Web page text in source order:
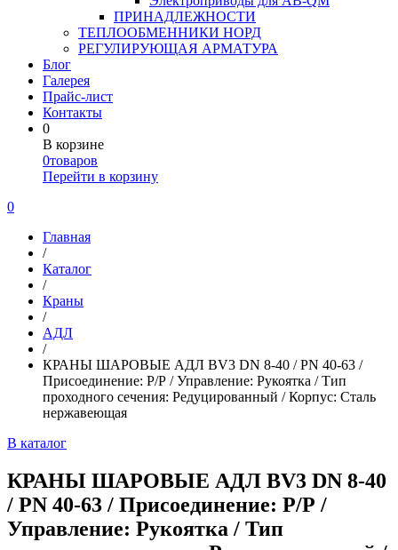
ПРИНАДЛЕЖНОСТИ
ТЕПЛООБМЕННИКИ НОРД
РЕГУЛИРУЮЩАЯ АРМАТУРА
Блог
Галерея
Прайс-лист
Контакты
0
В корзине
0товаров
Перейти в корзину
0
Главная
/
Каталог
/
Краны
/
АДЛ
/
КРАНЫ ШАРОВЫЕ АДЛ BV3 DN 8-40 / PN 40-63 /
Присоединение: Р/Р / Управление: Рукоятка / Тип
проходного сечения: Редуцированный / Корпус: Сталь
нержавеющая
В каталог
КРАНЫ ШАРОВЫЕ АДЛ BV3 DN 8-40
/ PN 40-63 / Присоединение: Р/Р /
Управление: Рукоятка / Тип